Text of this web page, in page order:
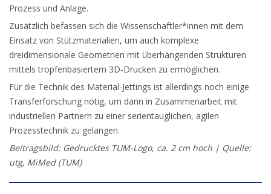
Prozess und Anlage.
Zusätzlich befassen sich die Wissenschaftler*innen mit dem
Einsatz von Stützmaterialien, um auch komplexe
dreidimensionale Geometrien mit überhängenden Strukturen
mittels tropfenbasiertem 3D-Drucken zu ermöglichen.
Für die Technik des Material-Jettings ist allerdings noch einige
Transferforschung nötig, um dann in Zusammenarbeit mit
industriellen Partnern zu einer serientauglichen, agilen
Prozesstechnik zu gelangen.
Beitragsbild: Gedrucktes TUM-Logo, ca. 2 cm hoch | Quelle:
utg, MiMed (TUM)